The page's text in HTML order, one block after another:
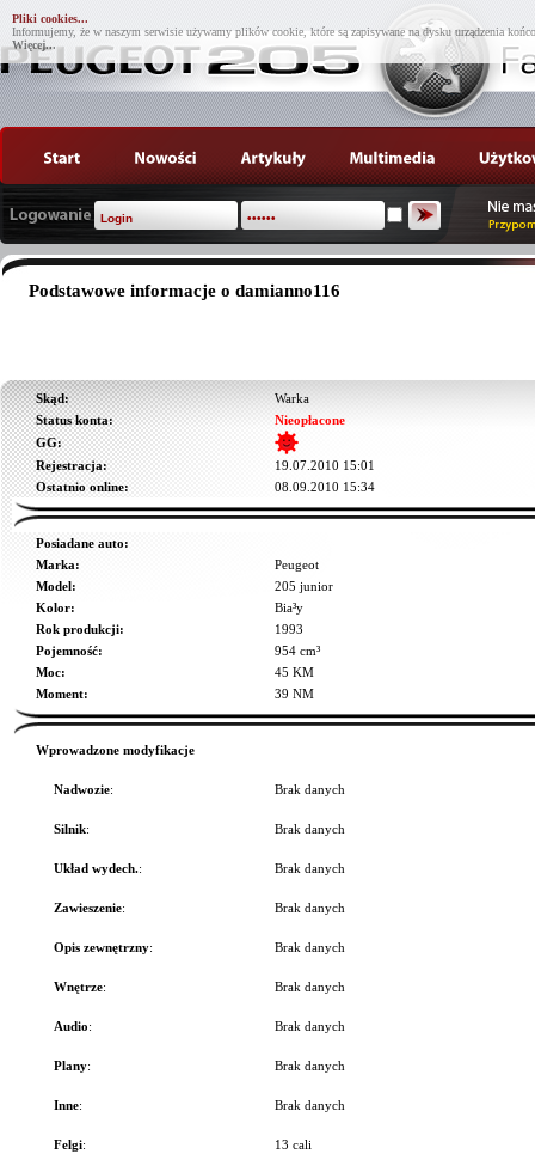
Pliki cookies...
Informujemy, że w naszym serwisie używamy plików cookie, które są zapisywane na dysku urządzenia
Więcej...
Podstawowe informacje o damianno116
Skąd:
Warka
Status konta:
Nieopłacone
GG:
Rejestracja:
19.07.2010 15:01
Ostatnio online:
08.09.2010 15:34
Posiadane auto:
Marka:
Peugeot
Model:
205 junior
Kolor:
Bia³y
Rok produkcji:
1993
Pojemność:
954 cm³
Moc:
45 KM
Moment:
39 NM
Wprowadzone modyfikacje
Nadwozie: Brak danych
Silnik: Brak danych
Układ wydech.: Brak danych
Zawieszenie: Brak danych
Opis zewnętrzny: Brak danych
Wnętrze: Brak danych
Audio: Brak danych
Plany: Brak danych
Inne: Brak danych
Felgi: 13 cali